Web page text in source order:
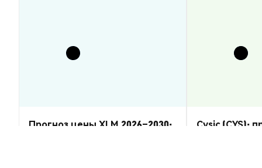
Прогноз цены XLM 2026–2030:
Cysic (CYS):